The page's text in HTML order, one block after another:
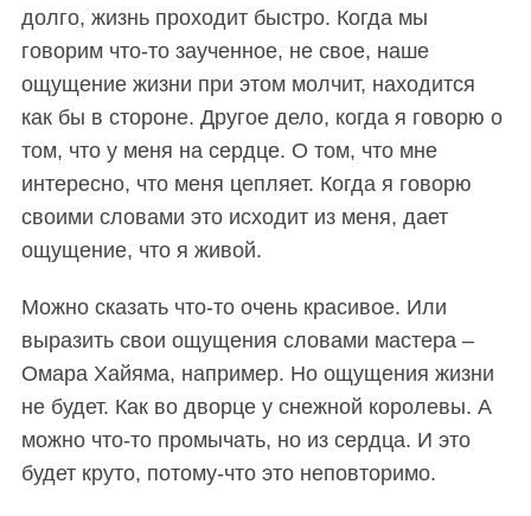
долго, жизнь проходит быстро. Когда мы
говорим что-то заученное, не свое, наше
ощущение жизни при этом молчит, находится
как бы в стороне. Другое дело, когда я говорю о
том, что у меня на сердце. О том, что мне
интересно, что меня цепляет. Когда я говорю
своими словами это исходит из меня, дает
ощущение, что я живой.
Можно сказать что-то очень красивое. Или
выразить свои ощущения словами мастера –
Омара Хайяма, например. Но ощущения жизни
не будет. Как во дворце у снежной королевы. А
можно что-то промычать, но из сердца. И это
будет круто, потому-что это неповторимо.
S
a
r
h
f
o
r
По авторам